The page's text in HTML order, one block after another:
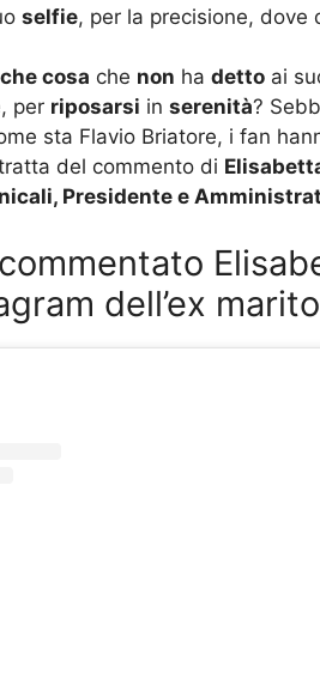
selfie, per la precisione, dove
cosa che non ha detto ai
per riposarsi in serenità?
sta Flavio Briatore, i fan
del commento di
Presidente e
dell’ex marito